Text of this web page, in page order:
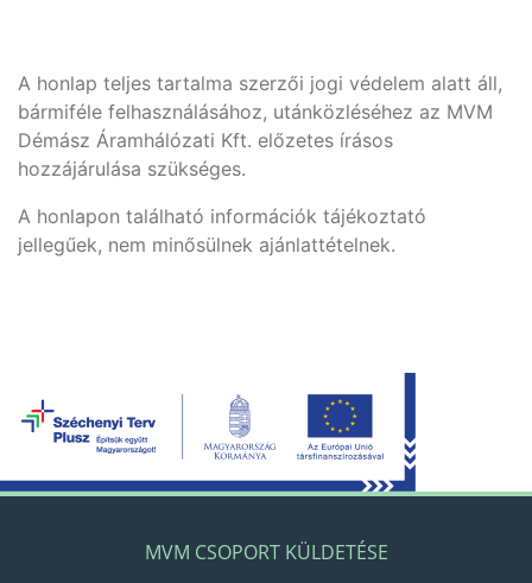
A honlap teljes tartalma szerzői jogi védelem alatt áll,
bármiféle felhasználásához, utánközléséhez az MVM
Démász Áramhálózati Kft. előzetes írásos
hozzájárulása szükséges.
A honlapon található információk tájékoztató
jellegűek, nem minősülnek ajánlattételnek.
MVM CSOPORT KÜLDETÉSE